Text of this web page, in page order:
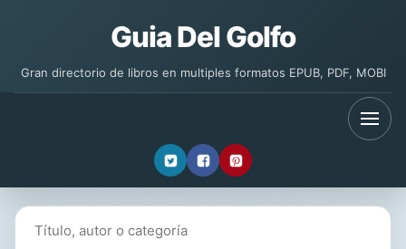
Guia Del Golfo
Gran directorio de libros en multiples formatos EPUB, PDF, MOBI